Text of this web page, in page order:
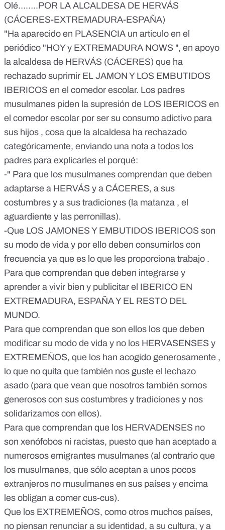
en el desierto. - Si habéis dejado vuestros países para venir
a HERVÁS y no para ir a otros países musulmanes, con
considerado que la vida y LOS IBERICOS en
EXTREMADURA es lo mejor del mundo mundial -
Preguntaos sólo una vez : ¿POR QUÉ SE ESTÁ MEJOR EN
EXTREMADURA, QUE EN EL LUGAR DE DONDE VENÍS?
PUES, EN EFECTO, LOS JAMONES Y EMBUTIDOS
IBERICOS FORMAN PARTE DE LA RESPUESTA". (Que
repetido)
Olé……..POR LA ALCALDESA DE HERVÁS
(CÁCERES-EXTREMADURA-ESPAÑA)
"Ha aparecido en PLASENCIA un articulo en el
periódico "HOY y EXTREMADURA NOWS ", en apoyo
la alcaldesa de HERVÁS (CÁCERES) que ha
rechazado suprimir EL JAMON Y LOS EMBUTIDOS
IBERICOS en el comedor escolar. Los padres
musulmanes piden la supresión de LOS IBERICOS en
el comedor escolar por ser su consumo adictivo para
sus hijos , cosa que la alcaldesa ha rechazado
categóricamente, enviando una nota a todos los
padres para explicarles el porqué:
-" Para que los musulmanes comprendan que deben
adaptarse a HERVÁS y a CÁCERES, a sus
costumbres y a sus tradiciones (la matanza , el
aguardiente y las perronillas).
-Que LOS JAMONES Y EMBUTIDOS IBERICOS son
su modo de vida y por ello deben consumirlos con
frecuencia ya que es lo que les proporciona trabajo .
Para que comprendan que deben integrarse y
aprender a vivir bien y publicitar el IBERICO EN
EXTREMADURA, ESPAÑA Y EL RESTO DEL
MUNDO.
Para que comprendan que son ellos los que deben
modificar su modo de vida y no los HERVASENSES y
EXTREMEÑOS, que los han acogido generosamente ,
lo que no quita que también nos guste el lechazo
asado (para que vean que nosotros también somos
generosos con sus costumbres y tradiciones y nos
solidarizamos con ellos).
Para que comprendan que los HERVADENSES no
son xenófobos ni racistas, puesto que han aceptado a
numerosos emigrantes musulmanes (al contrario que
los musulmanes, que sólo aceptan a unos pocos
extranjeros no musulmanes en sus países y encima
les obligan a comer cus-cus).
Que los EXTREMEÑOS, como otros muchos países,
no piensan renunciar a su identidad, a su cultura, y a